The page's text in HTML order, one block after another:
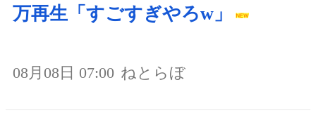
万再生「すごすぎやろw」
08月08日 07:00 ねとらぼ